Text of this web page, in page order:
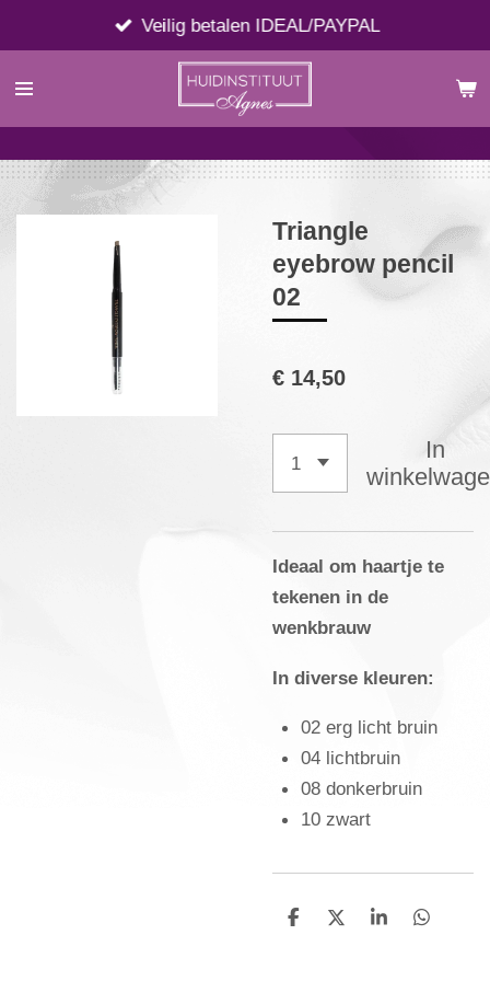
direct
naar
Veilig betalen IDEAL/PAYPAL
Triangle
eyebrow pencil
02
€ 14,50
In
Ideaal om haartje te
tekenen in de
wenkbrauw
In diverse kleuren:
02 erg licht bruin
04 lichtbruin
08 donkerbruin
10 zwart
D
D
S
D